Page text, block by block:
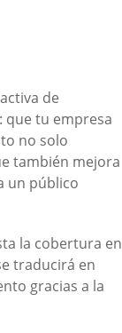
de
que tu empresa
no solo
también mejora
un público
la cobertura en
traducirá en
gracias a la